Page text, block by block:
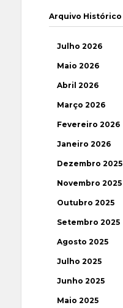
Arquivo Histórico
Julho 2026
Maio 2026
Abril 2026
Março 2026
Fevereiro 2026
Janeiro 2026
Dezembro 2025
Novembro 2025
Outubro 2025
Setembro 2025
Agosto 2025
Julho 2025
Junho 2025
Maio 2025